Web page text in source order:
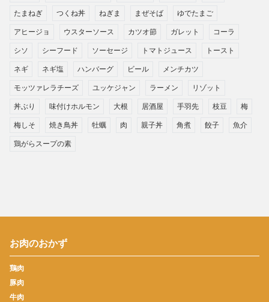
たまねぎ つくね丼 ねぎま まぜそば ゆでたまご
アヒージョ ウスターソース カツオ節 ガレット コーラ
シソ シーフード ソーセージ トマトジュース トースト
ネギ ネギ塩 ハンバーグ ビール メンチカツ
モッツァレラチーズ ユッケジャン ラーメン リゾット
丼ぶり 味付けホルモン 大根 居酒屋 手羽先 枝豆 梅
梅しそ 焼き鳥丼 牡蠣 肉 親子丼 角煮 餃子 魚介
鶏がらスープの素
お肉のおかず
鶏肉
豚肉
牛肉